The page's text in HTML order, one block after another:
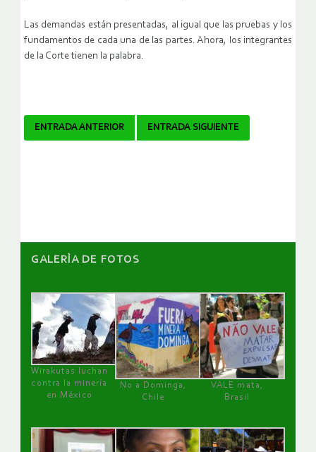
Las demandas están presentadas, al igual que las pruebas y los
fundamentos de cada una de las partes. Ahora, los integrantes
de la Corte tienen la palabra.
Navegador
ENTRADA ANTERIOR ENTRADA SIGUIENTE
GALERÌA DE FOTOS
Wirakutas luchan
contra la minería
en México
No a Dominga,
Chile
VALE mata,
Brasil